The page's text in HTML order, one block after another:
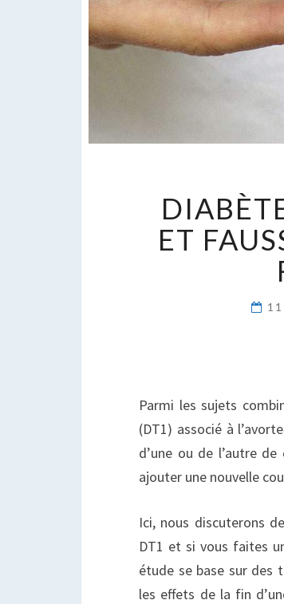
ET
Parmi les sujets
(DT1) associé à
d’une ou de l’autre
ajouter une nouvelle
Ici, nous discuterons
DT1 et si vous faites
étude se base sur des
les effets de la fin